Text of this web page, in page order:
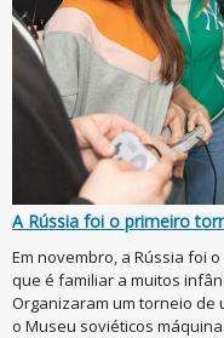
A Rússia foi o primeiro
Em novembro, a Rússia foi
que é familiar a muitos
Organizaram um torneio de
o Museu soviéticos